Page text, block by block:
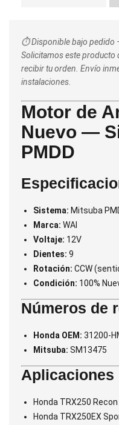
⏱️ Disponible bajo pedido
Solicitamos este producto
recibir tu orden. Envío
instalaciones.
Motor de
Nuevo —
PMDD
Sistema: Mitsuba
Marca: WAI
Voltaje: 12V
Dientes: 9
Rotación: CCW
Condición: 100%
Números de
Honda OEM: 31200-
Mitsuba: SM13475
Aplicaciones
Honda TRX250
Honda TRX250EX